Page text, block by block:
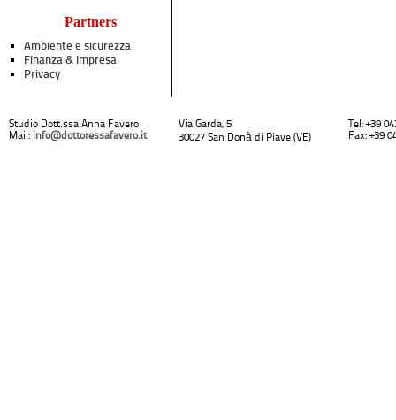
Partners
Ambiente e sicurezza
Finanza & Impresa
Privacy
Studio Dott.ssa Anna Favero
Mail: info@dottoressafavero.it
Via Garda, 5
30027 San Donà di Piave (VE)
Tel: +39
Fax: +39